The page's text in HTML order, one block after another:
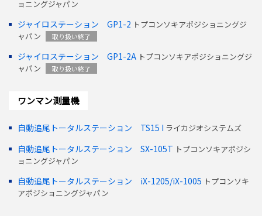
ョニングジャパン
ジャイロステーション GP1-2 トプコンソキアポジショニングジ
ャパン
取り扱い終了
ジャイロステーション GP1-2A トプコンソキアポジショニングジ
ャパン
取り扱い終了
ワンマン測量機
自動追尾トータルステーション TS15 I ライカジオシステムズ
自動追尾トータルステーション SX-105T トプコンソキアポジシ
ョニングジャパン
自動追尾トータルステーション iX-1205/iX-1005 トプコンソキ
アポジショニングジャパン